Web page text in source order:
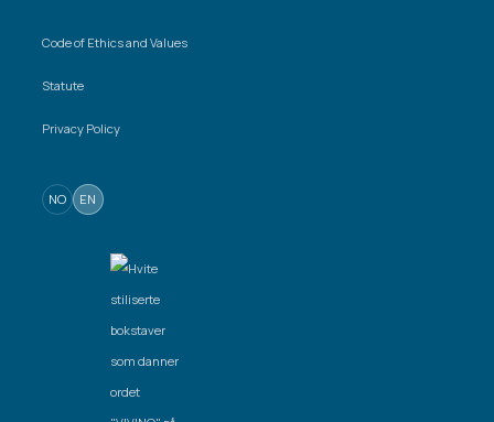
Code of Ethics and Values
Statute
Privacy Policy
NO EN